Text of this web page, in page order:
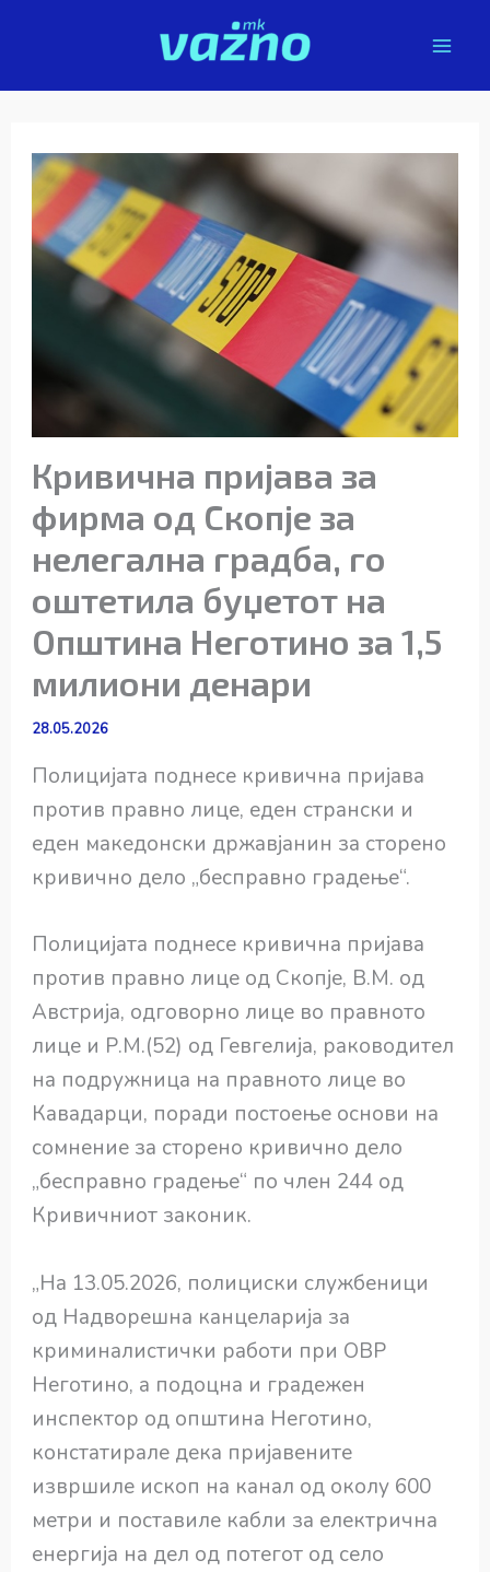
Кривична пријава за
фирма од Скопје за
нелегална градба, го
оштетила буџетот на
Општина Неготино за 1,5
милиони денари
28.05.2026
Полицијата поднесе кривична пријава
против правно лице, еден странски и
еден македонски државјанин за сторено
кривично дело „бесправно градење“.
Полицијата поднесе кривична пријава
против правно лице од Скопје, В.М. од
Австрија, одговорно лице во правното
лице и Р.М.(52) од Гевгелија, раководител
на подружница на правното лице во
Кавадарци, поради постоење основи на
сомнение за сторено кривично дело
„бесправно градење“ по член 244 од
Кривичниот законик.
„На 13.05.2026, полициски службеници
од Надворешна канцеларија за
криминалистички работи при ОВР
Неготино, а подоцна и градежен
инспектор од општина Неготино,
констатирале дека пријавените
извршиле ископ на канал од околу 600
метри и поставиле кабли за електрична
енергија на дел од потегот од село